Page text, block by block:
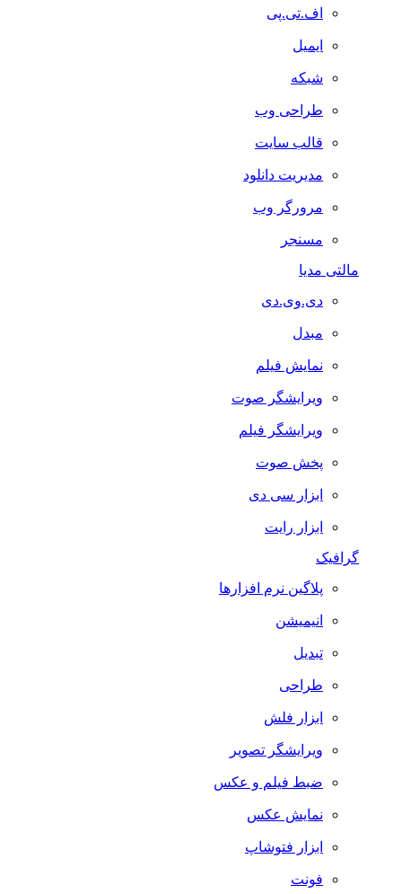
اف.تی.پی
ایمیل
شبکه
طراحی وب
قالب سایت
مدیریت دانلود
مرورگر وب
مسنجر
مالتی مدیا
دی.وی.دی
مبدل
نمایش فیلم
ویرایشگر صوت
ویرایشگر فیلم
پخش صوت
ابزار سی دی
ابزار رایت
گرافیک
پلاگین نرم افزارها
انیمیشن
تبدیل
طراحی
ابزار فلش
ویرایشگر تصویر
ضبط فيلم و عكس
نمایش عکس
ابزار فتوشاپ
فونت